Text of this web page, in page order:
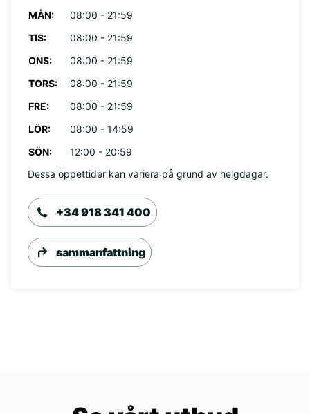
MÅN:
08:00 - 21:59
TIS:
08:00 - 21:59
ONS:
08:00 - 21:59
TORS:
08:00 - 21:59
FRE:
08:00 - 21:59
LÖR:
08:00 - 14:59
SÖN:
12:00 - 20:59
Dessa öppettider kan variera på grund av helgdagar.
+34 918 341 400
sammanfattning